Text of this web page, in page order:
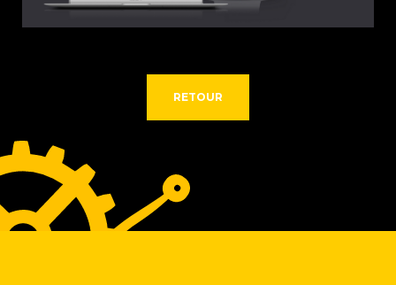
ACCUEIL
CONTACT
RETOUR